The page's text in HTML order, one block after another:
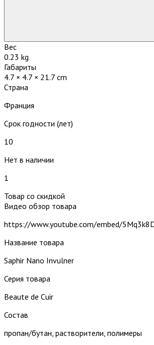
Вес
0.23 kg
Габариты
4.7 × 4.7 × 21.7 cm
Страна
Франция
Срок годности (лет)
10
Нет в наличии
1
Товар со скидкой
Видео обзор товара
https://www.youtube.com/embed/
Название товара
Saphir Nano Invulner
Серия товара
Beaute de Cuir
Состав
пропан/бутан, растворители, полимеры